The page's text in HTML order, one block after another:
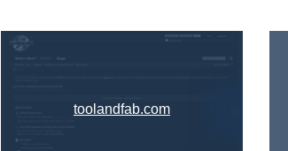
toolandfab.com